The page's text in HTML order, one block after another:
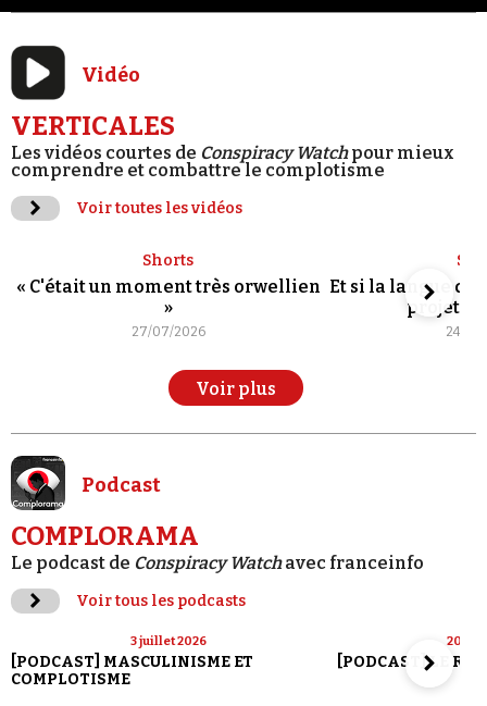
Vidéo
VERTICALES
Les vidéos courtes de Conspiracy Watchpour mieux
comprendre et combattre le complotisme
Voir toutes les vidéos
Shorts
« C'était un moment très orwellien
»
27/07/2026
Et si la langue de
projet
24/
Voir plus
Podcast
COMPLORAMA
Le podcast de Conspiracy Watchavec franceinfo
Voir tous les podcasts
3 juillet 2026
[PODCAST] MASCULINISME ET
COMPLOTISME
20
[PODCAST] LE